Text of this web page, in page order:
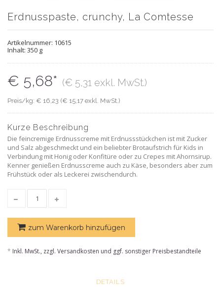
Erdnusspaste, crunchy, La Comtesse
Artikelnummer: 10615
Inhalt: 350 g
€ 5,68* (€ 5,31 exkl. MwSt.)
Preis/kg: € 16,23 (€ 15,17 exkl. MwSt.)
Kurze Beschreibung
Die feincremige Erdnusscreme mit Erdnussstückchen ist mit Zucker
und Salz abgeschmeckt und ein beliebter Brotaufstrich für Kids in
Verbindung mit Honig oder Konfitüre oder zu Crepes mit Ahornsirup.
Kenner genießen Erdnusscreme auch zu Käse, besonders aber zum
Frühstück oder als Leckerei zwischendurch.
zum Warenkorb hinzufügen
* Inkl. MwSt., zzgl. Versandkosten und ggf. sonstiger Preisbestandteile
DETAILS